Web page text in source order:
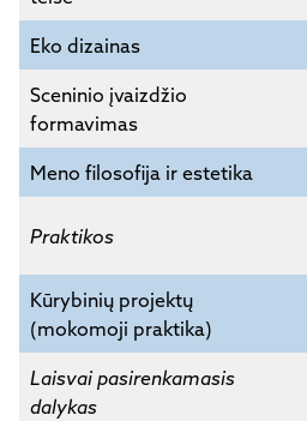
Eko dizainas
Sceninio įvaizdžio
formavimas
Meno filosofija ir estetika
Praktikos
Kūrybinių projektų
(mokomoji praktika)
Laisvai pasirenkamasis
dalykas